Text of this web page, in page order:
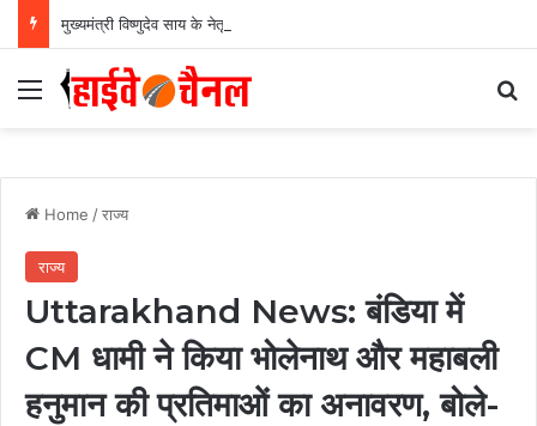
Menu
Home /राज्य
राज्य
Uttarakhand News: बंडिया में
CM धामी ने किया भोलेनाथ और महाबली
हनुमान की प्रतिमाओं का अनावरण, बोले-